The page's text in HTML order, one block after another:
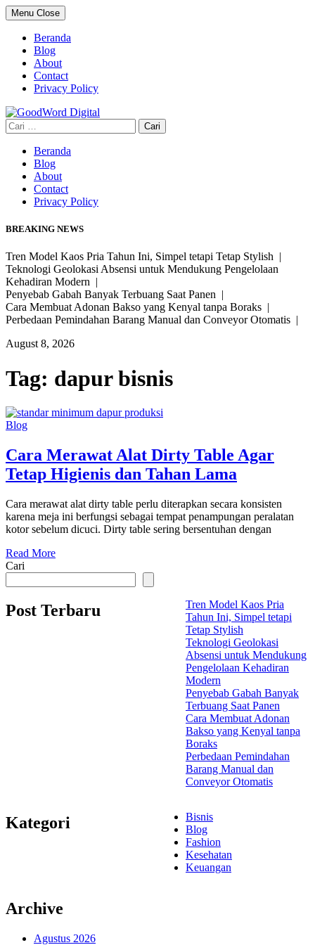
Skip
to
content
Menu Close
Beranda
Blog
About
Contact
Privacy Policy
Cari
untuk:
Beranda
Blog
About
Contact
Privacy Policy
BREAKING NEWS
Tren Model Kaos Pria Tahun Ini, Simpel tetapi Tetap Stylish |
Teknologi Geolokasi Absensi untuk Mendukung Pengelolaan
Kehadiran Modern |
Penyebab Gabah Banyak Terbuang Saat Panen |
Cara Membuat Adonan Bakso yang Kenyal tanpa Boraks |
Perbedaan Pemindahan Barang Manual dan Conveyor Otomatis |
August 8, 2026
Tag: dapur bisnis
Blog
Cara Merawat Alat Dirty Table Agar
Tetap Higienis dan Tahan Lama
Cara merawat alat dirty table perlu diterapkan secara konsisten
karena meja ini berfungsi sebagai tempat penampungan peralatan
kotor sebelum dicuci. Dirty table sering bersentuhan dengan
Read More
Cari
Post Terbaru
Tren Model Kaos Pria
Tahun Ini, Simpel tetapi
Tetap Stylish
Teknologi Geolokasi
Absensi untuk Mendukung
Pengelolaan Kehadiran
Modern
Penyebab Gabah Banyak
Terbuang Saat Panen
Cara Membuat Adonan
Bakso yang Kenyal tanpa
Boraks
Perbedaan Pemindahan
Barang Manual dan
Conveyor Otomatis
Kategori
Bisnis
Blog
Fashion
Kesehatan
Keuangan
Archive
Agustus 2026